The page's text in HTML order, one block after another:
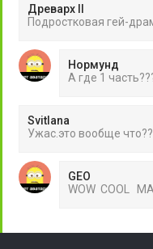
Древарх II
Подростковая гей-
Нормунд
А где 1
Svitlana
Ужас.это вообще
GEO
WOW COOL